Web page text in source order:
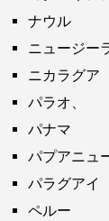
ナウル
ニュージー
ニカラグア
パラオ、
パナマ
パプアニュ
パラグアイ
ペルー